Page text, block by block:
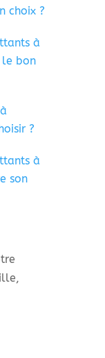
choix ?
à
bon
?
à
son